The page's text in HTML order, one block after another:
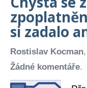
si zadalo
Rostislav Kocman
Žádné komentáře.